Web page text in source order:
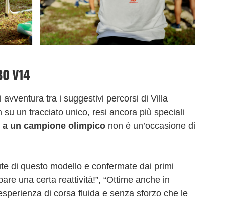
V14
tra i suggestivi percorsi di Villa
un tracciato unico, resi ancora più speciali
un campione olimpico non è un’occasione di
di questo modello e confermate dai primi
una certa reattività!”, “Ottime anche in
di corsa fluida e senza sforzo che le